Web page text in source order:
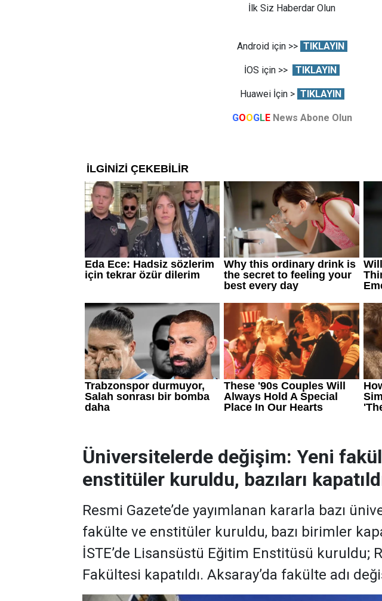
İlk Siz Haberdar Olun
Android için >> TIKLAYIN
İOS için >> TIKLAYIN
Huawei İçin > TIKLAYIN
GOOGLE News Abone Olun
Üniversitelerde değişim: Yeni
enstitüler kuruldu, bazıları
Resmi Gazete’de yayımlanan kararla bazı
fakülte ve enstitüler kuruldu, bazı birimler
İSTE’de Lisansüstü Eğitim Enstitüsü kuruldu;
Fakültesi kapatıldı. Aksaray’da fakülte adı